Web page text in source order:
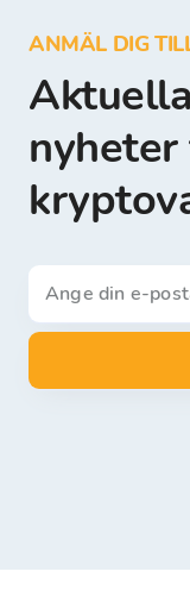
ANMÄL DIG